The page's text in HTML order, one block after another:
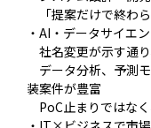
「提案だけで終わ
・AI・データサイエ
社名変更が示す通
データ分析、予測
装案件が豊富
PoC止まりではな